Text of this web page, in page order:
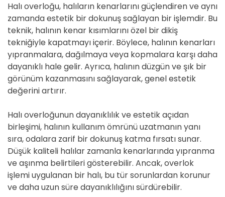
Halı overloğu, halıların kenarlarını güçlendiren ve aynı
zamanda estetik bir dokunuş sağlayan bir işlemdir. Bu
teknik, halının kenar kısımlarını özel bir dikiş
tekniğiyle kapatmayı içerir. Böylece, halının kenarları
yıpranmalara, dağılmaya veya kopmalara karşı daha
dayanıklı hale gelir. Ayrıca, halının düzgün ve şık bir
görünüm kazanmasını sağlayarak, genel estetik
değerini artırır.
Halı overloğunun dayanıklılık ve estetik açıdan
birleşimi, halının kullanım ömrünü uzatmanın yanı
sıra, odalara zarif bir dokunuş katma fırsatı sunar.
Düşük kaliteli halılar zamanla kenarlarında yıpranma
ve aşınma belirtileri gösterebilir. Ancak, overlok
işlemi uygulanan bir halı, bu tür sorunlardan korunur
ve daha uzun süre dayanıklılığını sürdürebilir.